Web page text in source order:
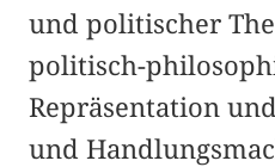
und politischer
politisch-
Repräsentation
und